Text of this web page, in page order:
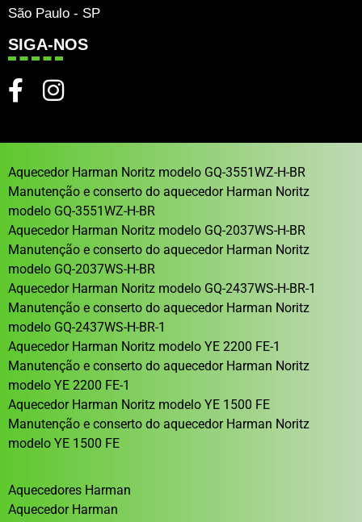
São Paulo - SP
SIGA-NOS
Aquecedor Harman Noritz modelo GQ-3551WZ-H-BR
Manutenção e conserto do aquecedor Harman Noritz
modelo GQ-3551WZ-H-BR
Aquecedor Harman Noritz modelo GQ-2037WS-H-BR
Manutenção e conserto do aquecedor Harman Noritz
modelo GQ-2037WS-H-BR
Aquecedor Harman Noritz modelo GQ-2437WS-H-BR-1
Manutenção e conserto do aquecedor Harman Noritz
modelo GQ-2437WS-H-BR-1
Aquecedor Harman Noritz modelo YE 2200 FE-1
Manutenção e conserto do aquecedor Harman Noritz
modelo YE 2200 FE-1
Aquecedor Harman Noritz modelo YE 1500 FE
Manutenção e conserto do aquecedor Harman Noritz
modelo YE 1500 FE
Aquecedores Harman
Aquecedor Harman